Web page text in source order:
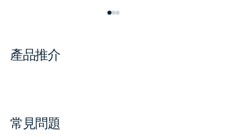
產品推介
常見問題